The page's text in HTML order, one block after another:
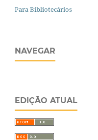
Para Bibliotecários
NAVEGAR
EDIÇÃO ATUAL